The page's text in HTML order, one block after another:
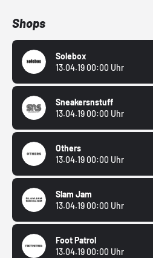
Shops
Solebox
13.04.19 00:00 Uhr
Sneakersnstuff
13.04.19 00:00 Uhr
Others
13.04.19 00:00 Uhr
Slam Jam
13.04.19 00:00 Uhr
Foot Patrol
13.04.19 00:00 Uhr